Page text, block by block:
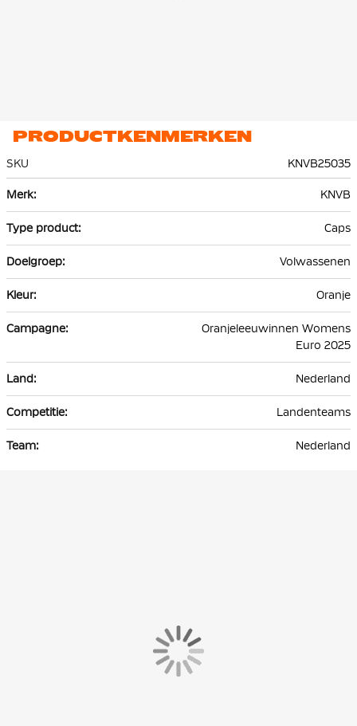
PRODUCTKENMERKEN
SKU
KNVB25035
informatie
KNVB
Caps
Volwassenen
Oranje
Oranjeleeuwinnen Womens
Euro 2025
Nederland
Landenteams
Nederland